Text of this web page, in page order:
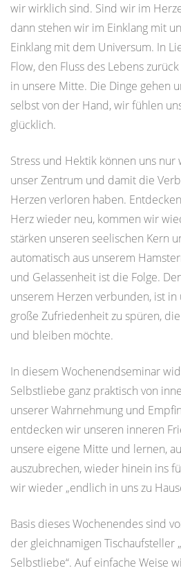
wir wirklich sind. Sind wir im
dann stehen wir im Einklang mit
Einklang mit dem Universum. In
Flow, den Fluss des Lebens
in unsere Mitte. Die Dinge gehen
selbst von der Hand, wir fühlen
glücklich.
Stress und Hektik können uns
unser Zentrum und damit die
Herzen verloren haben.
Herz wieder neu, kommen wir
stärken unseren seelischen Kern
automatisch aus unserem
und Gelassenheit ist die Folge.
unserem Herzen verbunden, ist
große Zufriedenheit zu spüren,
und bleiben möchte.
In diesem Wochenendseminar
Selbstliebe ganz praktisch von
unserer Wahrnehmung und
entdecken wir unseren inneren
unsere eigene Mitte und lernen,
auszubrechen, wieder hinein ins
wir wieder „endlich in uns zu
Basis dieses Wochenendes sind
der gleichnamigen Tischaufsteller
Selbstliebe“. Auf einfache Weise